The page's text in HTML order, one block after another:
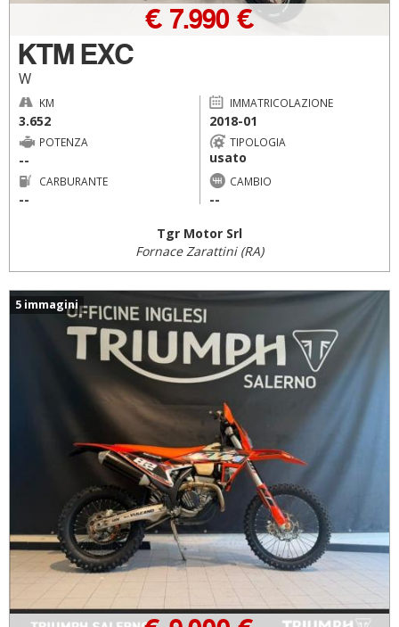
KTM EXC
W
€ 7.990 €
KM
3.652
IMMATRICOLAZIONE
2018-01
POTENZA
--
TIPOLOGIA
usato
CARBURANTE
--
CAMBIO
--
Tgr Motor Srl
Fornace Zarattini (RA)
5 immagini